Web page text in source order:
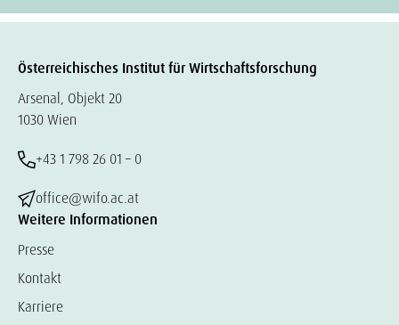
Österreichisches Institut für Wirtschaftsforschung
Arsenal, Objekt 20
1030 Wien
+43 1 798 26 01 – 0
office@wifo.ac.at
Weitere Informationen
Presse
Kontakt
Karriere